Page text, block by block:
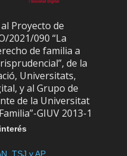
Proyecto de
2021/090 “La
de familia a
de la
Universitats,
y al Grupo de
de la Universitat
GIUV 2013-1
TSJ y AP